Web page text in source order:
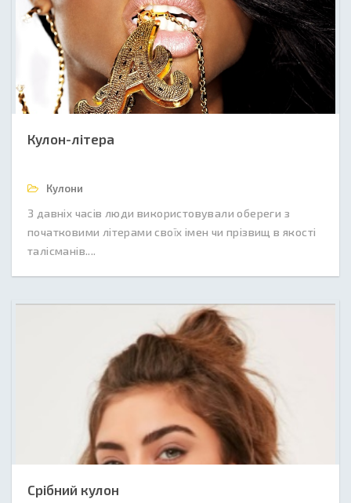
Кулон-літера
Кулони
З давніх часів люди використовували обереги з
початковими літерами своїх імен чи прізвищ в якості
талісманів....
Срібний кулон